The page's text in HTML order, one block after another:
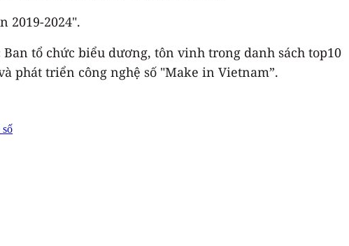
2019-2024".
tổ chức biểu dương, tôn vinh trong danh sách top10
phát triển công nghệ số "Make in Vietnam”.
số